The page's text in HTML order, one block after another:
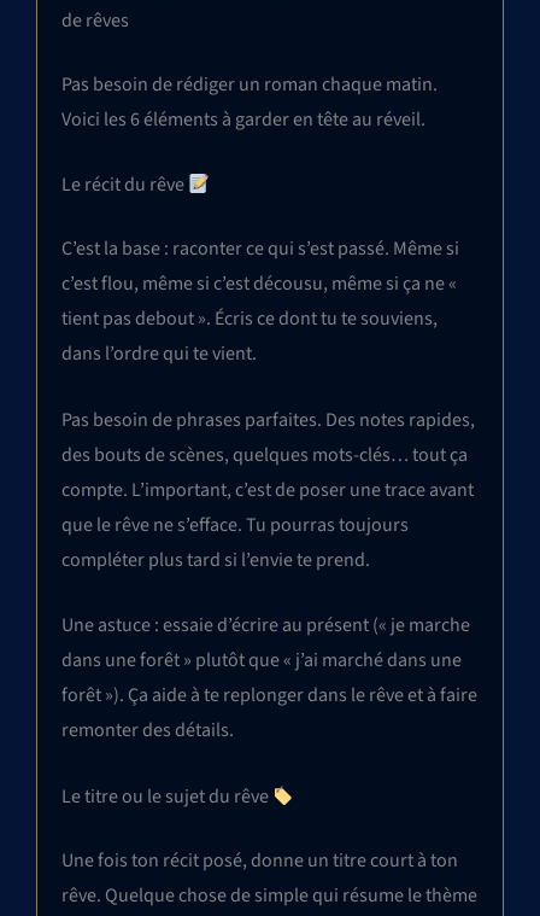
de rêves
Pas besoin de rédiger un roman chaque matin.
Voici les 6 éléments à garder en tête au réveil.
Le récit du rêve
C’est la base : raconter ce qui s’est passé. Même si
c’est flou, même si c’est décousu, même si ça ne «
tient pas debout ». Écris ce dont tu te souviens,
dans l’ordre qui te vient.
Pas besoin de phrases parfaites. Des notes rapides,
des bouts de scènes, quelques mots-clés… tout ça
compte. L’important, c’est de poser une trace avant
que le rêve ne s’efface. Tu pourras toujours
compléter plus tard si l’envie te prend.
Une astuce : essaie d’écrire au présent (« je marche
dans une forêt » plutôt que « j’ai marché dans une
forêt »). Ça aide à te replonger dans le rêve et à faire
remonter des détails.
Le titre ou le sujet du rêve
Une fois ton récit posé, donne un titre court à ton
rêve. Quelque chose de simple qui résume le thème